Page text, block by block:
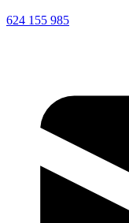
624 155 985